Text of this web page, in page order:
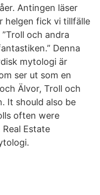
Antingen läser
helgen fick vi tillfälle
och andra
Denna
mytologi är
ser ut som en
Älvor, Troll och
It should also be
often were
Estate